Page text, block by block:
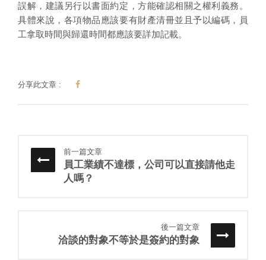
誤解，建議另行以書面約定，方能確認相關之權利義務。
具體來說，各項物品應該要有財產清冊並且予以編碼，員
工拿取時間與歸還時間都應該要詳加記載。
分享此文章 :
前一篇文章
員工業績不達標，公司可以直接請他走
人嗎？
後一篇文章
洽談的對象不等於是簽約的對象